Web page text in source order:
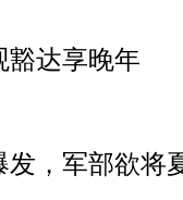
达享晚年
军部欲将夏